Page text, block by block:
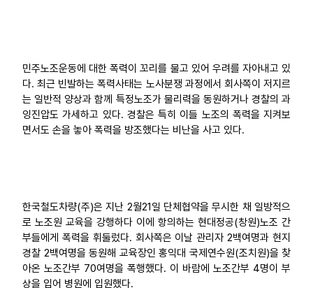
민주노조운동에 대한 폭력이 꼬리를 물고 있어 우려를 자아내고 있
다. 최근 빈발하는 폭력사태는 노사분쟁 과정에서 회사쪽이 저지르
는 일반적 양상과 함께 특정노조가 물리력을 동원하거나 경찰의 과
잉진압도 가세하고 있다. 경찰은 특히 이들 노조의 폭력을 지켜보
면서도 손을 놓아 폭력을 방조했다는 비난을 사고 있다.
한국철도차량(주)은 지난 2월21일 단체협약을 무시한 채 일방적으
로 노조원 교육을 강행하다 이에 항의하는 현대정공(창원)노조 간
부들에게 폭력을 휘둘렀다. 회사쪽은 이날 관리자 2백여명과 현지
경찰 2백여명을 동원해 교육장인 홍익대 국제연수원(조치원)을 찾
아온 노조간부 70여명을 폭행했다. 이 바람에 노조간부 4명이 부
상을 입어 병원에 입원했다.
업무